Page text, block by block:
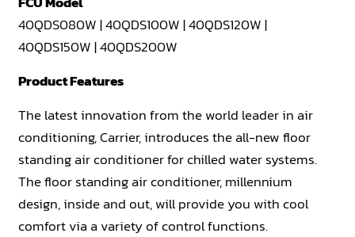
40QDS080W | 40QDS100W | 40QDS120W |
40QDS150W | 40QDS200W
Product Features
The latest innovation from the world leader in air
conditioning, Carrier, introduces the all-new floor
standing air conditioner for chilled water systems.
The floor standing air conditioner, millennium
design, inside and out, will provide you with cool
comfort via a variety of control functions.